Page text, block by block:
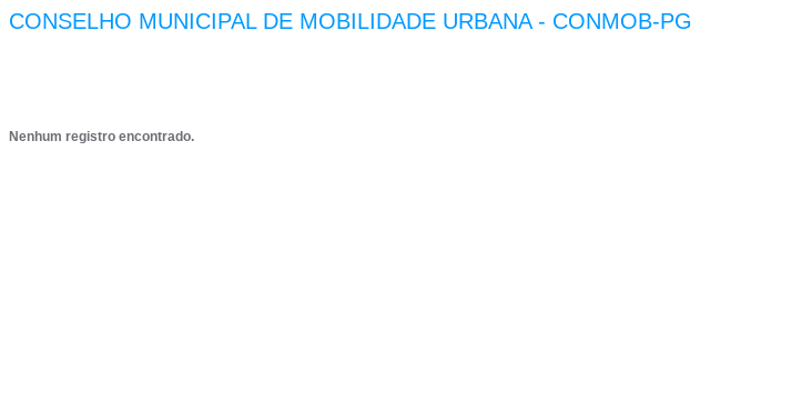
CONSELHO MUNICIPAL DE MOBILIDADE URBANA - CONMOB-PG
Nenhum registro encontrado.